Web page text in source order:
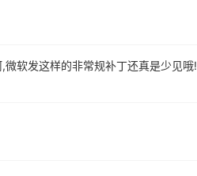
软发这样的非常规补丁还真是少见哦!